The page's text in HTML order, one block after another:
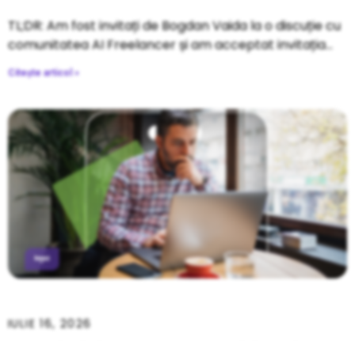
TL;DR: Am fost invitați de Bogdan Vaida la o discuție cu
comunitatea AI Freelancer și am acceptat invitația
Citește articol »
IULIE 16, 2026